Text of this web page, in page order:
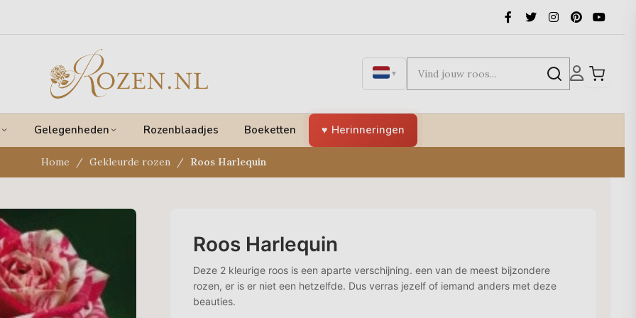
▼
Gelegenheden Rozenblaadjes Boeketten Herinneringen
Home Gekleurde rozen Roos Harlequin
Roos Harlequin
Deze 2 kleurige roos is een aparte verschijning. een van de meest bijzondere
rozen, er is er niet een hetzelfde. Dus verras jezelf of iemand anders met deze
beauties.